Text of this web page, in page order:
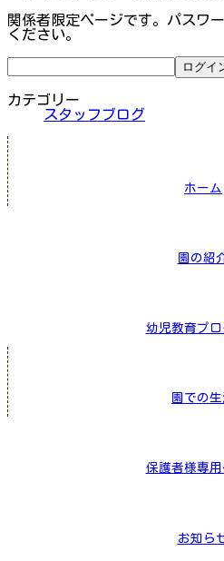
関係者限定ページです。パスワ
ください。
カテゴリー
スタッフブログ
ホーム
園の紹
幼児教育プロ
園での生
保護者様専
お知ら